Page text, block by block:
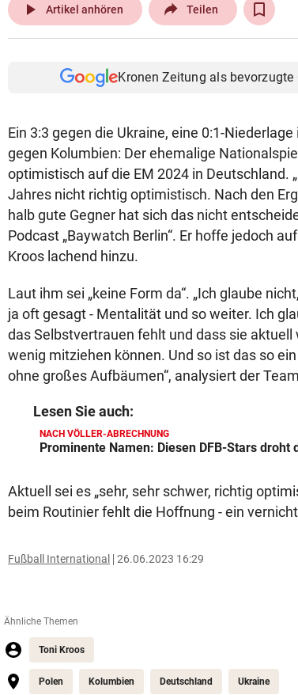
play_arrow Artikel anhören Teilen
Kronen Zeitung als
Ein 3:3 gegen die Ukraine, eine 0:1-
gegen Kolumbien: Der ehemalige
optimistisch auf die EM 2024 in Deutschland.
Jahres nicht richtig optimistisch. Nach den
halb gute Gegner hat sich das nicht
Podcast „Baywatch Berlin“. Er hoffe jedoch
Kroos lachend hinzu.
Laut ihm sei „keine Form da“. „Ich glaube
ja oft gesagt - Mentalität und so weiter. Ich
das Selbstvertrauen fehlt und dass sie aktuell
wenig mitziehen können. Und so ist das so
ohne großes Aufbäumen“, analysiert der
Lesen Sie auch:
NACH VÖLLER-ABRECHNUNG
Prominente Namen: Diesen DFB-Stars droht
Aktuell sei es „sehr, sehr schwer, richtig
beim Routinier fehlt die Hoffnung - ein
Fußball International 26.06.2023 16:29
Ähnliche Themen
Toni Kroos
Polen Kolumbien Deutschland Ukraine